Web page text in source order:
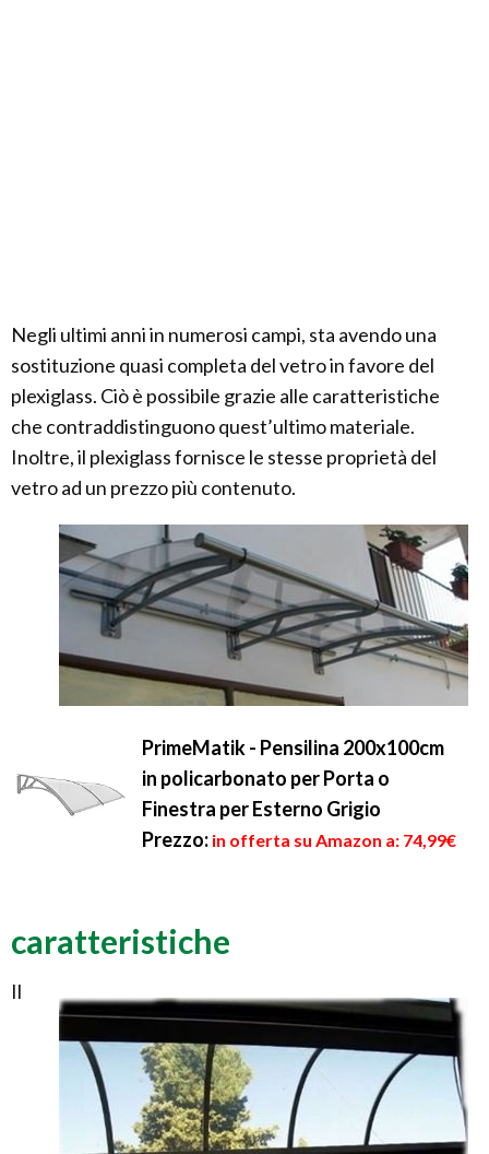
Negli ultimi anni in numerosi campi, sta avendo una
sostituzione quasi completa del vetro in favore del
plexiglass. Ciò è possibile grazie alle caratteristiche
che contraddistinguono quest’ultimo materiale.
Inoltre, il plexiglass fornisce le stesse proprietà del
vetro ad un prezzo più contenuto.
PrimeMatik - Pensilina 200x100cm
in policarbonato per Porta o
Finestra per Esterno Grigio
Prezzo: in offerta su Amazon a: 74,99€
caratteristiche
Il